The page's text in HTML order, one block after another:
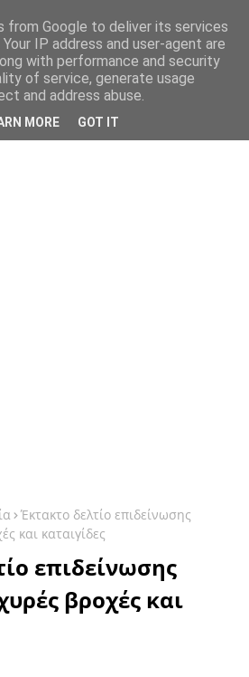
Έκτακτο δελτίο επιδείνωσης
και καταιγίδες
επιδείνωσης
βροχές και
from Google to deliver its services
IP address and user-agent are
with performance and security
of service, generate usage
and address abuse.
MORE GOT IT